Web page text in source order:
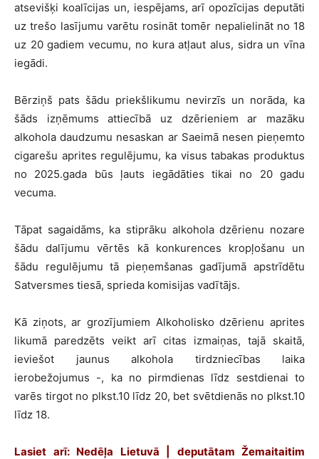
atsevišķi koalīcijas un, iespējams, arī opozīcijas deputāti
uz trešo lasījumu varētu rosināt tomēr nepalielināt no 18
uz 20 gadiem vecumu, no kura atļaut alus, sidra un vīna
iegādi.
Bērziņš pats šādu priekšlikumu nevirzīs un norāda, ka
šāds izņēmums attiecībā uz dzērieniem ar mazāku
alkohola daudzumu nesaskan ar Saeimā nesen pieņemto
cigarešu aprites regulējumu, ka visus tabakas produktus
no 2025.gada būs ļauts iegādāties tikai no 20 gadu
vecuma.
Tāpat sagaidāms, ka stiprāku alkohola dzērienu nozare
šādu dalījumu vērtēs kā konkurences kropļošanu un
šādu regulējumu tā pieņemšanas gadījumā apstrīdētu
Satversmes tiesā, sprieda komisijas vadītājs.
Kā ziņots, ar grozījumiem Alkoholisko dzērienu aprites
likumā paredzēts veikt arī citas izmaiņas, tajā skaitā,
ieviešot jaunus alkohola tirdzniecības laika
ierobežojumus -, ka no pirmdienas līdz sestdienai to
varēs tirgot no plkst.10 līdz 20, bet svētdienās no plkst.10
līdz 18.
Lasiet arī: Nedēļa Lietuvā | deputātam Žemaitaitim